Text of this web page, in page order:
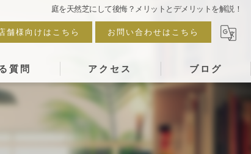
庭を天然芝にして後悔？メリットとデメリットを解説！
舗様向けはこちら お問い合わせはこちら
質問 アクセス ブログ